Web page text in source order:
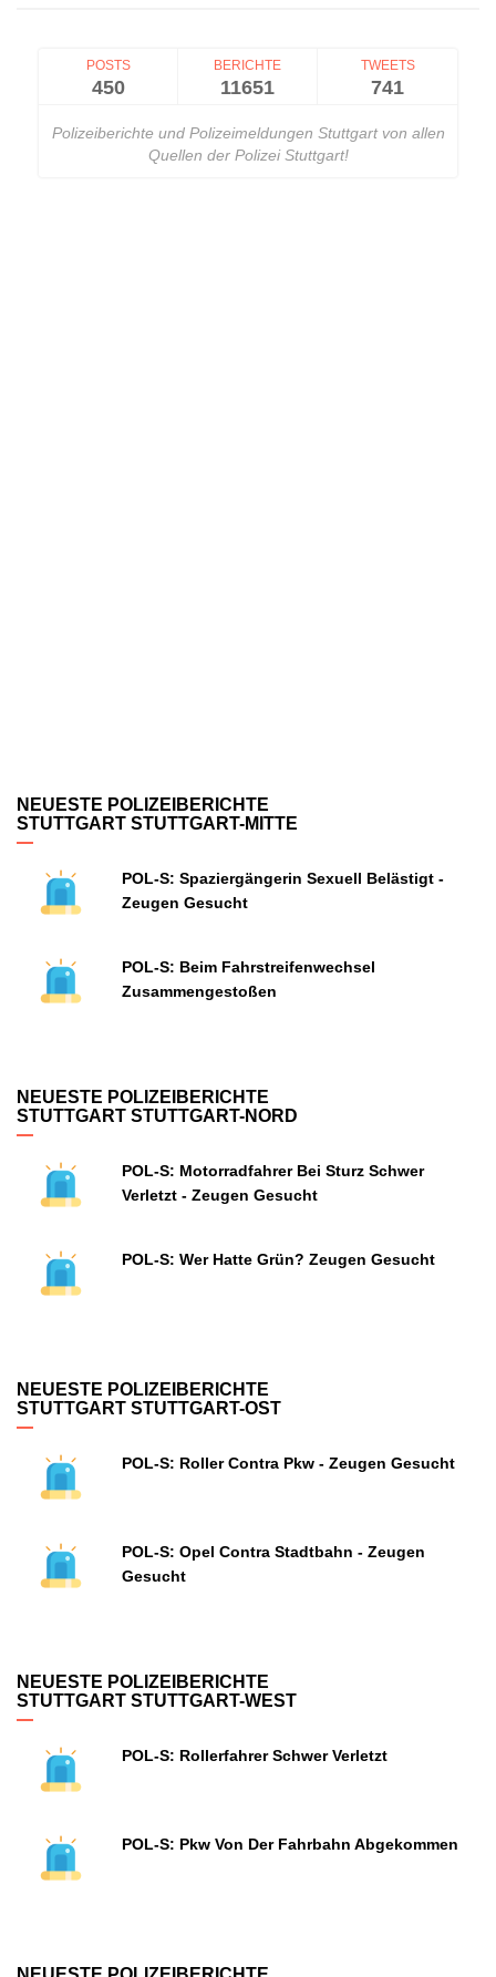
POSTS
450
BERICHTE
11651
TWEETS
741
Polizeiberichte und Polizeimeldungen Stuttgart von allen
Quellen der Polizei Stuttgart!
NEUESTE POLIZEIBERICHTE
STUTTGART STUTTGART-MITTE
POL-S: Spaziergängerin Sexuell Belästigt -
Zeugen Gesucht
POL-S: Beim Fahrstreifenwechsel
Zusammengestoßen
NEUESTE POLIZEIBERICHTE
STUTTGART STUTTGART-NORD
POL-S: Motorradfahrer Bei Sturz Schwer
Verletzt - Zeugen Gesucht
POL-S: Wer Hatte Grün? Zeugen Gesucht
NEUESTE POLIZEIBERICHTE
STUTTGART STUTTGART-OST
POL-S: Roller Contra Pkw - Zeugen Gesucht
POL-S: Opel Contra Stadtbahn - Zeugen
Gesucht
NEUESTE POLIZEIBERICHTE
STUTTGART STUTTGART-WEST
POL-S: Rollerfahrer Schwer Verletzt
POL-S: Pkw Von Der Fahrbahn Abgekommen